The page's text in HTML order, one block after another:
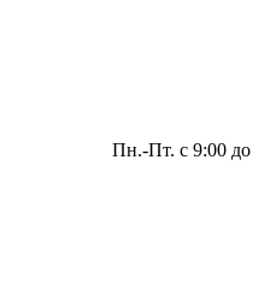
Пн.-Пт. с 9:00 до